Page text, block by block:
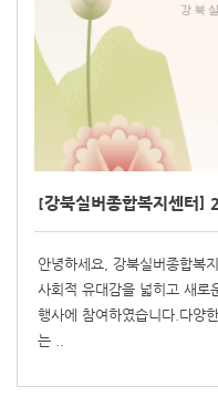
[강북실버종합복지센터]
안녕하세요, 강북실버종합복
사회적 유대감을 넓히고 새로
행사에 참여하였습니다.다양
는 ..